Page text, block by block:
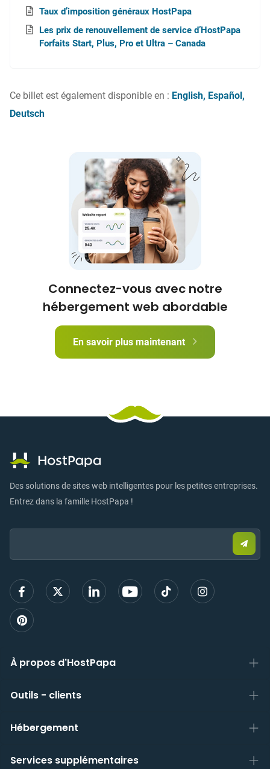
Taux d’imposition généraux HostPapa
Les prix de renouvellement de service d’HostPapa
Forfaits Start, Plus, Pro et Ultra – Canada
Ce billet est également disponible en : English Español
Deutsch
Connectez-vous avec notre
hébergement web abordable
En savoir plus maintenant
Des solutions de sites web intelligentes pour les petites entreprises.
Entrez dans la famille HostPapa !
Email:
un
mail
À propos d'HostPapa
Outils - clients
Hébergement
Services supplémentaires